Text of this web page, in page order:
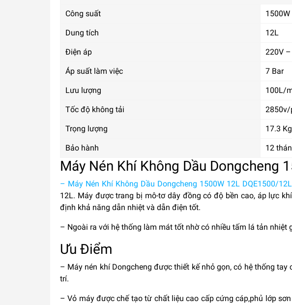
Công suất 1500W
Dung tích 12L
Điện áp 220V
Áp suất làm việc 7 Bar
Lưu lượng 100L/
Tốc độ không tải 2850v/
Trọng lượng 17.3 Kg
Bảo hành 12
Máy Nén Khí Không Dầu Dongcheng
– Máy Nén Khí Không Dầu Dongcheng 1500W 12L DQE1500/12L
12L. Máy được trang bị mô-tơ dây đồng có độ bền cao, áp lực
định khả năng dẫn nhiệt và dẫn điện tốt.
– Ngoài ra với hệ thống làm mát tốt nhờ có nhiều tấm lá tản nhiệt
Ưu Điểm
– Máy nén khí Dongcheng được thiết kế nhỏ gọn, có hệ thống
trí.
– Vỏ máy được chế tạo từ chất liệu cao cấp cứng cáp,phủ lớp